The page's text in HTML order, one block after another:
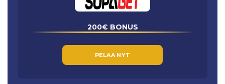
200€ BONUS
PELAA NYT